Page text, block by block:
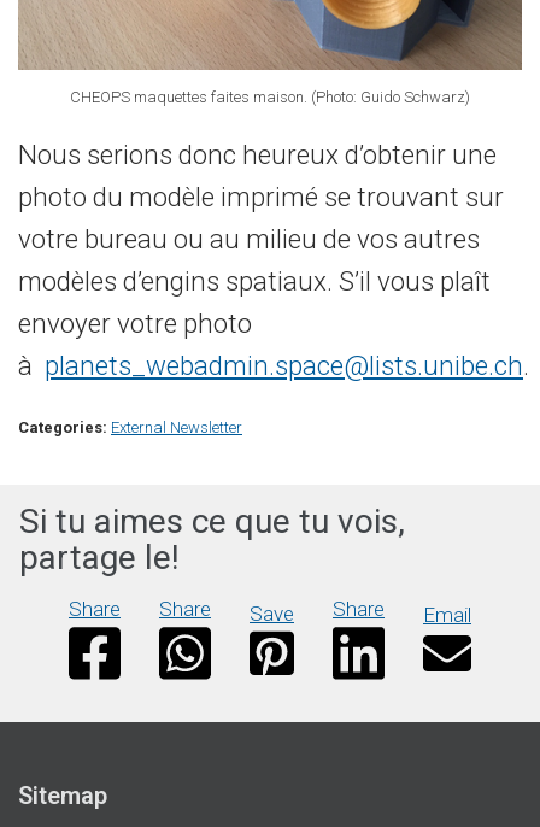
CHEOPS maquettes faites maison. (Photo: Guido Schwarz)
Nous serions donc heureux d’obtenir une
photo du modèle imprimé se trouvant sur
votre bureau ou au milieu de vos autres
modèles d’engins spatiaux. S’il vous plaît
envoyer votre photo
à planets_webadmin.space@lists.unibe.ch.
Categories: External Newsletter
Si tu aimes ce que tu vois,
partage le!
Share Share Save Share Email
Sitemap